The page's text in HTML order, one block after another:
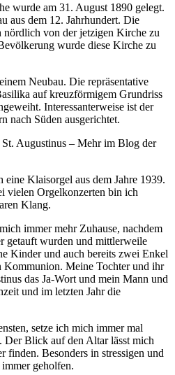
wurde am 31. August 1890 gelegt.
aus dem 12. Jahrhundert. Die
nördlich von der jetzigen Kirche zu
wurde diese Kirche zu
Neubau. Die repräsentative
auf kreuzförmigem Grundriss
Interessanterweise ist der
nach Süden ausgerichtet.
Klaisorgel aus dem Jahre 1939.
vielen Orgelkonzerten bin ich
Klang.
immer mehr Zuhause, nachdem
getauft wurden und mittlerweile
Kinder und auch bereits zwei Enkel
Kommunion. Meine Tochter und ihr
das Ja-Wort und mein Mann und
und im letzten Jahr die
setze ich mich immer mal
Der Blick auf den Altar lässt mich
finden. Besonders in stressigen und
geholfen.